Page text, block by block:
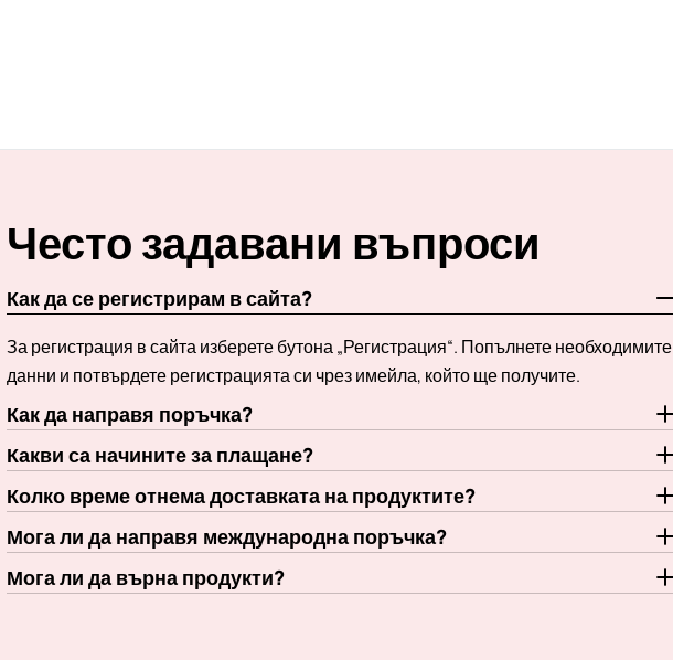
Често задавани въпроси
Как да се регистрирам в сайта?
За регистрация в сайта изберете бутона „Регистрация“. Попълнете необходимите
данни и потвърдете регистрацията си чрез имейла, който ще получите.
Как да направя поръчка?
Какви са начините за плащане?
Колко време отнема доставката на продуктите?
Мога ли да направя международна поръчка?
Мога ли да върна продукти?